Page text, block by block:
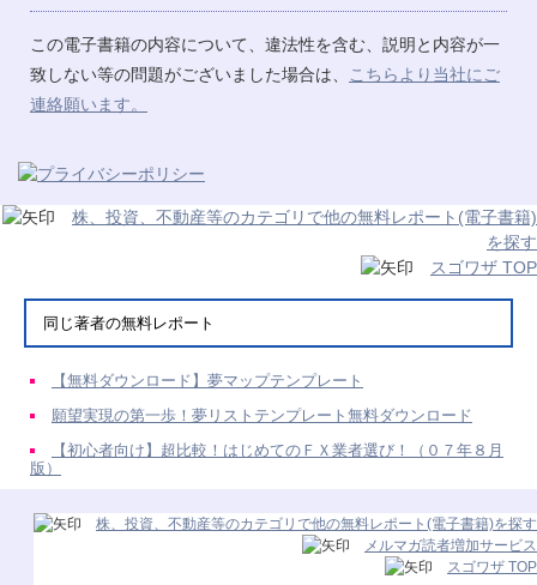
この電子書籍の内容について、違法性を含む、説明と内容が一
致しない等の問題がございました場合は、
こちらより当社にご
連絡願います。
株、投資、不動産等のカテゴリで他の無料レポート(電子書籍)
を探す
スゴワザ TOP
同じ著者の無料レポート
【無料ダウンロード】夢マップテンプレート
願望実現の第一歩！夢リストテンプレート無料ダウンロード
【初心者向け】超比較！はじめてのＦＸ業者選び！（０７年８月
版）
株、投資、不動産等のカテゴリで他の無料レポート(電子書籍)を探す
メルマガ読者増加サービス
スゴワザ TOP